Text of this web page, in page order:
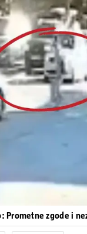
Prometne zgode i